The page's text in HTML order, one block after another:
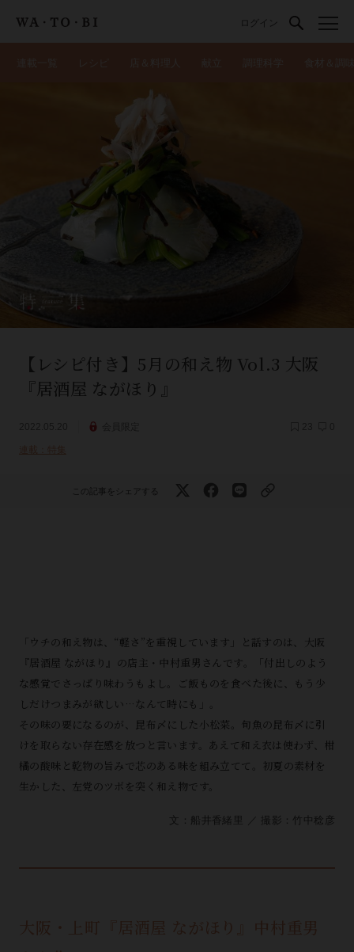
ログイン
【レシピ付き】5月の和え物 Vol.3 大阪
『居酒屋 ながほり』
連載：特集
この記事をシェアする
「ウチの和え物は、“軽さ”を重視しています」と話すのは、大阪
『居酒屋 ながほり』の店主・中村重男さんです。「付出しのよう
な感覚でさっぱり味わうもよし。ご飯ものを食べた後に、もう少
しだけつまみが欲しい…なんて時にも」。
その味の要になるのが、昆布〆にした小松菜。旬魚の昆布〆に引
けを取らない存在感を放つと言います。あえて和え衣は使わず、柑
橘の酸味と乾物の旨みで芯のある味を組み立てて。初夏の素材を
生かした、左党のツボを突く和え物です。
文：船井香緒里 ／ 撮影：竹中稔彦
大阪・上町『居酒屋 ながほり』中村重男